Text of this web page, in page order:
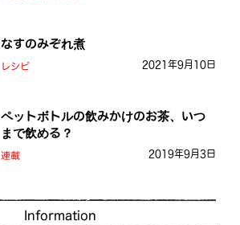
なすのみぞれ煮
レシピ 2021年9月10日
ペットボトルの飲みかけのお茶、いつ
まで飲める？
連載 2019年9月3日
Information